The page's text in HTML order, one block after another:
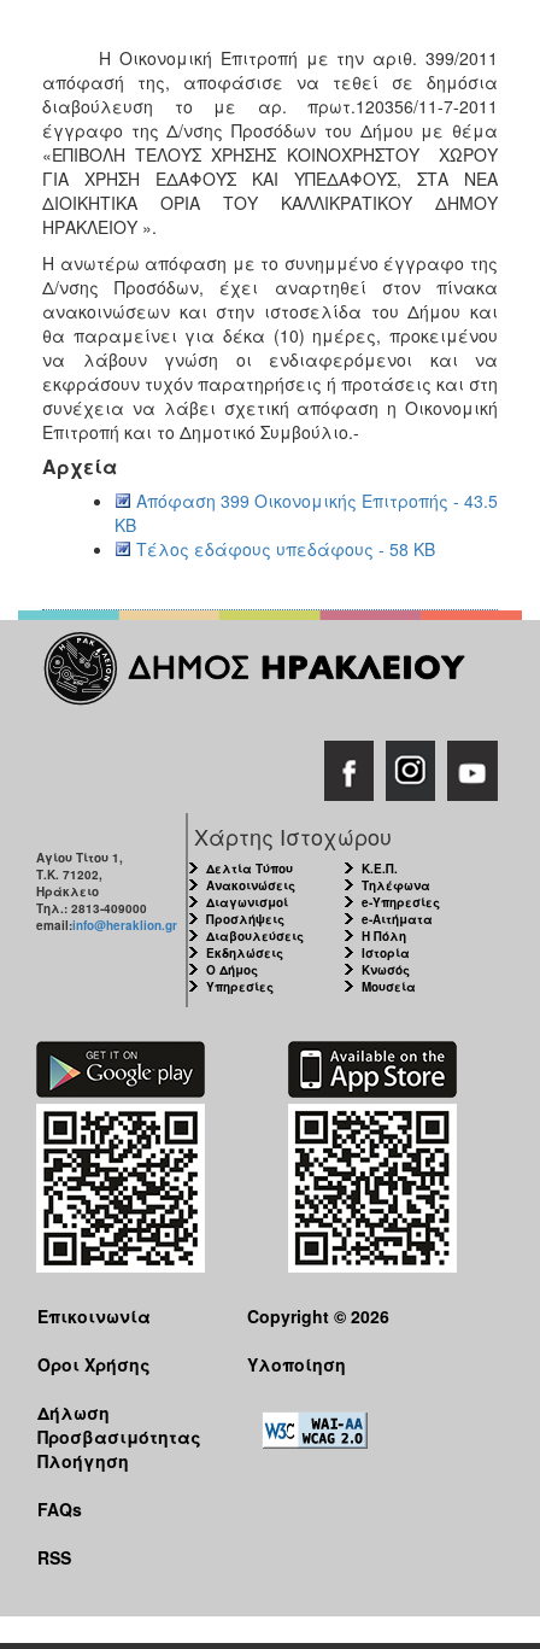
Η Οικονομική Επιτροπή με την αριθ. 399/2011
απόφασή της, αποφάσισε να τεθεί σε δημόσια
διαβούλευση το με αρ. πρωτ.120356/11-7-2011
έγγραφο της Δ/νσης Προσόδων του Δήμου με θέμα
«ΕΠΙΒΟΛΗ ΤΕΛΟΥΣ ΧΡΗΣΗΣ ΚΟΙΝΟΧΡΗΣΤΟΥ ΧΩΡΟΥ
ΓΙΑ ΧΡΗΣΗ ΕΔΑΦΟΥΣ ΚΑΙ ΥΠΕΔΑΦΟΥΣ, ΣΤΑ ΝΕΑ
ΔΙΟΙΚΗΤΙΚΑ ΟΡΙΑ ΤΟΥ ΚΑΛΛΙΚΡΑΤΙΚΟΥ ΔΗΜΟΥ
ΗΡΑΚΛΕΙΟΥ ».
H ανωτέρω απόφαση με το συνημμένο έγγραφο της
Δ/νσης Προσόδων, έχει αναρτηθεί στον πίνακα
ανακοινώσεων και στην ιστοσελίδα του Δήμου και
θα παραμείνει για δέκα (10) ημέρες, προκειμένου
να λάβουν γνώση οι ενδιαφερόμενοι και να
εκφράσουν τυχόν παρατηρήσεις ή προτάσεις και στη
συνέχεια να λάβει σχετική απόφαση η Οικονομική
Επιτροπή και το Δημοτικό Συμβούλιο.-
Αρχεία
Απόφαση 399 Οικονομικής Επιτροπής - 43.5
KB
Τέλος εδάφους υπεδάφους - 58 KB
Αγίου Τίτου 1,
Τ.Κ. 71202,
Ηράκλειο
Τηλ.: 2813-409000
email:info@heraklion.gr
Χάρτης Ιστοχώρου
Δελτία Τύπου
Ανακοινώσεις
Διαγωνισμοί
Προσλήψεις
Διαβουλεύσεις
Εκδηλώσεις
Ο Δήμος
Υπηρεσίες
Κ.Ε.Π.
Τηλέφωνα
e-Υπηρεσίες
e-Αιτήματα
Η Πόλη
Ιστορία
Κνωσός
Μουσεία
Επικοινωνία
Όροι Χρήσης
Δήλωση
Προσβασιμότητας
Πλοήγηση
FAQs
RSS
Copyright © 2026
Υλοποίηση